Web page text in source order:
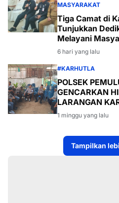
MASYARAKAT
Tiga Camat di
Tunjukkan
Melayani
6 hari yang lalu
#KARHUTLA
POLSEK
GENCARKAN
LARANGAN
PROGRAM
KE DESA-DESA
1 minggu yang lalu
Tampilkan